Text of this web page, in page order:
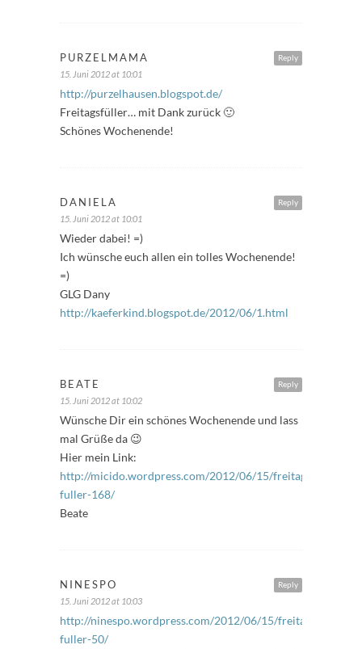
Reply
PURZELMAMA
15. Juni 2012 at 10:01
http://purzelhausen.blogspot.de/
Freitagsfüller… mit Dank zurück 🙂
Schönes Wochenende!
Reply
DANIELA
15. Juni 2012 at 10:01
Wieder dabei! =)
Ich wünsche euch allen ein tolles Wochenende!
=)
GLG Dany
http://kaeferkind.blogspot.de/2012/06/1.html
Reply
BEATE
15. Juni 2012 at 10:02
Wünsche Dir ein schönes Wochenende und lass
mal Grüße da 😉
Hier mein Link:
http://micido.wordpress.com/2012/06/15/freitags-
fuller-168/
Beate
Reply
NINESPO
15. Juni 2012 at 10:03
http://ninespo.wordpress.com/2012/06/15/freitags-
fuller-50/